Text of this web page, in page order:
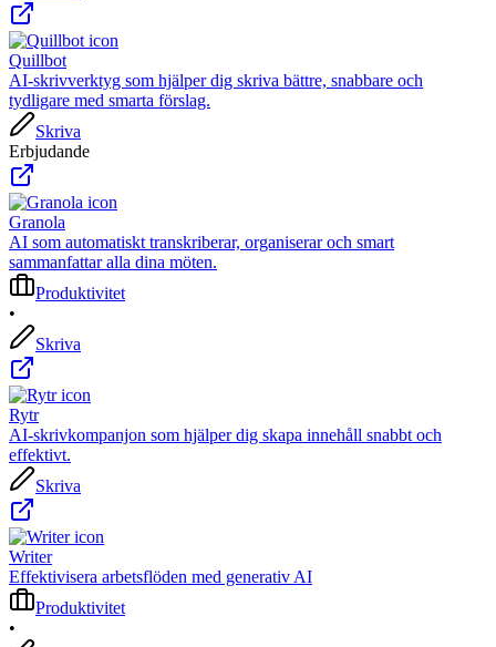
Quillbot
AI-skrivverktyg som hjälper dig skriva bättre, snabbare och
tydligare med smarta förslag.
Skriva
Erbjudande
Granola
AI som automatiskt transkriberar, organiserar och smart
sammanfattar alla dina möten.
Produktivitet
•
Skriva
Rytr
AI-skrivkompanjon som hjälper dig skapa innehåll snabbt och
effektivt.
Skriva
Writer
Effektivisera arbetsflöden med generativ AI
Produktivitet
•